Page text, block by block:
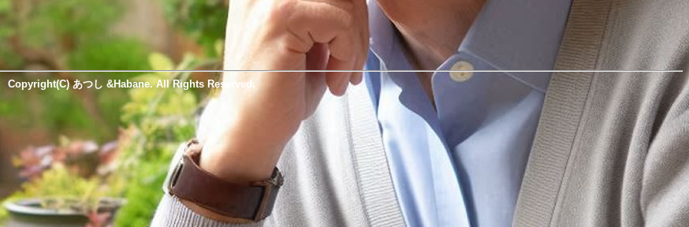
Copyright(C) あつし &Habane. All Rights Reserved.